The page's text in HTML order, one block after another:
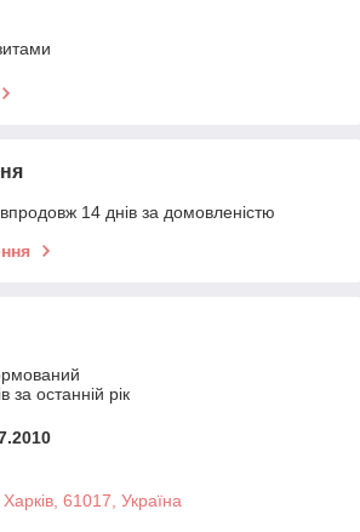
14 днів за домовленістю
за останній рік
61017, Україна